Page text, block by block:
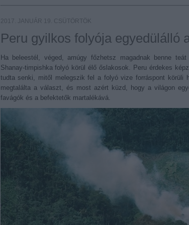
2017. JANUÁR 19. CSÜTÖRTÖK
Peru gyilkos folyója egyedülálló
Ha beleestél, véged, amúgy főzhetsz magadnak benne
Shanay-timpishkafolyó körül élő őslakosok. Peru érdekes
tudta senki, mitől melegszik fel a folyó vize forráspont körüli
megtalálta a választ, és most azért küzd, hogy a világon
favágók és a befektetők martalékává.